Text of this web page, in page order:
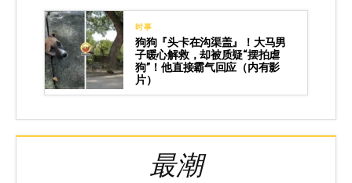
时事
狗狗『头卡在沟渠盖』！大马男
子暖心解救，却被质疑“摆拍虐
狗”！他直接霸气回应（内有影
片）
最潮